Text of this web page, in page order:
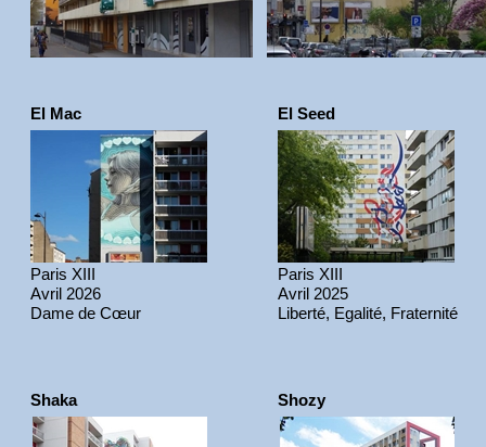
El Mac
Paris XIII
Avril 2026
Dame de Cœur
El Seed
Paris XIII
Avril 2025
Liberté, Egalité, Fraternité
Shaka Shozy